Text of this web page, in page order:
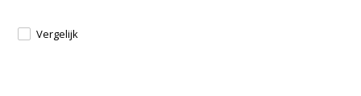
Vergelijk